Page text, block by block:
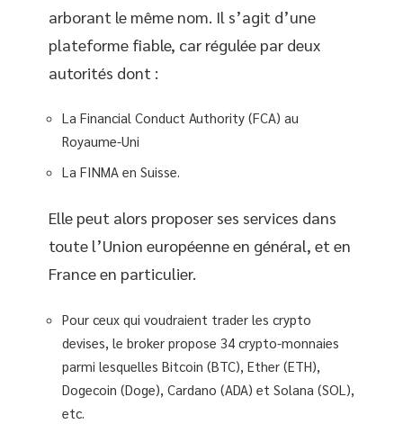
arborant le même nom. Il s’agit d’une
plateforme fiable, car régulée par deux
autorités dont :
La Financial Conduct Authority (FCA) au
Royaume-Uni
La FINMA en Suisse.
Elle peut alors proposer ses services dans
toute l’Union européenne en général, et en
France en particulier.
Pour ceux qui voudraient trader les crypto
devises, le broker propose 34 crypto-monnaies
parmi lesquelles Bitcoin (BTC), Ether (ETH),
Dogecoin (Doge), Cardano (ADA) et Solana (SOL),
etc.